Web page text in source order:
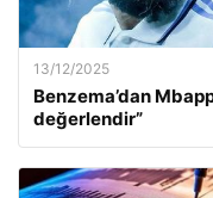
13/12/2025
Benzema’dan
değerlendir”